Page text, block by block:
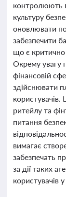
контролюють
культуру
оновлювати
забезпечити
що є критично
Окрему увагу
фінансовій
здійснювати
користувачів.
ритейлу та
питання
вимагає
забезпечать
за дії таких
користувачів